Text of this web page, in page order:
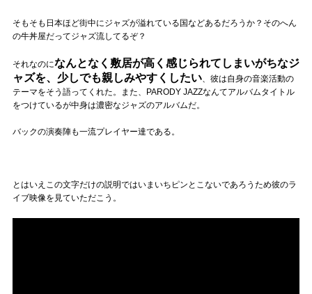
そもそも日本ほど街中にジャズが溢れている国などあるだろうか？そのへん
の牛丼屋だってジャズ流してるぞ？
それなのになんとなく敷居が高く感じられてしまいがちなジ
ャズを、少しでも親しみやすくしたい、彼は自身の音楽活動の
テーマをそう語ってくれた。また、PARODY JAZZなんてアルバムタイトル
をつけているが中身は濃密なジャズのアルバムだ。
バックの演奏陣も一流プレイヤー達である。
とはいえこの文字だけの説明ではいまいちピンとこないであろうため彼のラ
イブ映像を見ていただこう。